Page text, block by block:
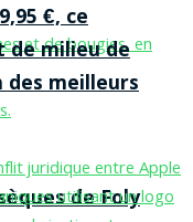
de Foly
€, ce
de milieu de
meilleurs